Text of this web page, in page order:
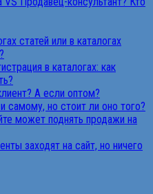
статей или в каталогах
в каталогах: как
А если оптом?
самому, но стоит ли оно того?
может поднять продажи на
заходят на сайт, но ничего